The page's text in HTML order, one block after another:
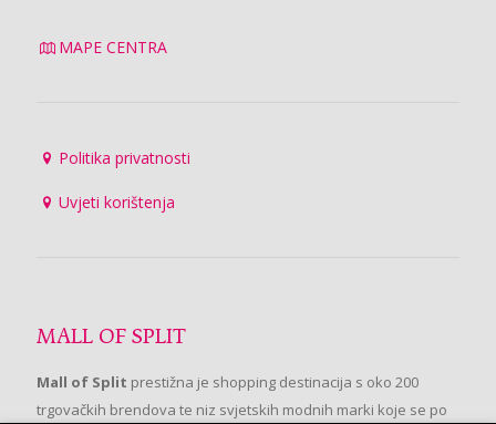
MAPE CENTRA
Politika privatnosti
Uvjeti korištenja
MALL OF SPLIT
Mall of Split prestižna je shopping destinacija s oko 200
trgovačkih brendova te niz svjetskih modnih marki koje se po